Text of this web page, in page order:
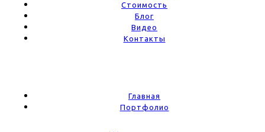
Стоимость
Блог
Видео
Контакты
Главная
Портфолио